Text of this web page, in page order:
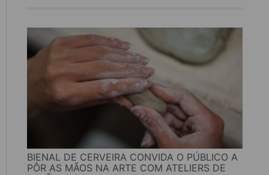
BIENAL DE CERVEIRA CONVIDA O PÚBLICO A
PÔR AS MÃOS NA ARTE COM ATELIERS DE